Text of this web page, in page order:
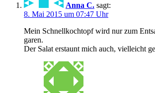
Anna C. sagt:
8. Mai 2015 um 07:47 Uhr
Mein Schnellkochtopf wird nur zum
garen.
Der Salat erstaunt mich auch, vielleicht